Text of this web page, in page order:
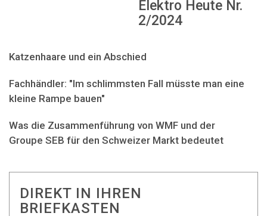
Elektro Heute Nr.
2/2024
Katzenhaare und ein Abschied
Fachhändler: "Im schlimmsten Fall müsste man eine
kleine Rampe bauen"
Was die Zusammenführung von WMF und der
Groupe SEB für den Schweizer Markt bedeutet
DIREKT IN IHREN
BRIEFKASTEN